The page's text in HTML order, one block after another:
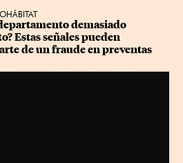
demasiado
Estas señales pueden
de un fraude en preventas